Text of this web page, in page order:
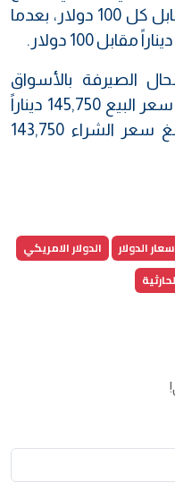
والحارثية، لتبلغ 144,750 ديناراً مقابل كل 100 دولار، بعدما
الصيرفة بالأسواق
المحلية في بغداد أيضاً، حيث بلغ سعر البيع 145,750 ديناراً
عراقياً مقابل 100 دولار، بينما بلغ سعر الشراء 143,750
الدولار
الدولار الامريكي